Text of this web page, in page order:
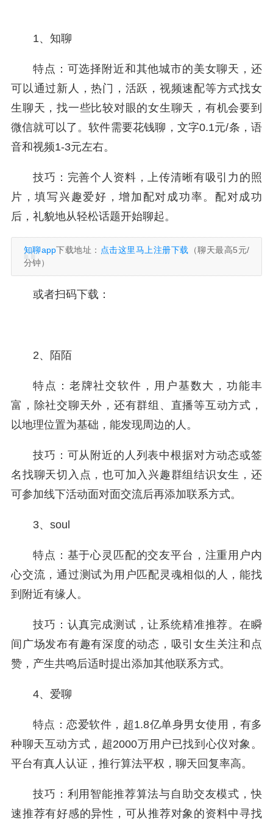
1、知聊
特点：可选择附近和其他城市的美女聊天，还
可以通过新人，热门，活跃，视频速配等方式找女
生聊天，找一些比较对眼的女生聊天，有机会要到
微信就可以了。软件需要花钱聊，文字0.1元/条，语
音和视频1-3元左右。
技巧：完善个人资料，上传清晰有吸引力的照
片，填写兴趣爱好，增加配对成功率。配对成功
后，礼貌地从轻松话题开始聊起。
知聊app下载地址： 点击这里马上注册下载
（聊天最高5元/
分钟）
或者扫码下载：
2、陌陌
特点：老牌社交软件，用户基数大，功能丰
富，除社交聊天外，还有群组、直播等互动方式，
以地理位置为基础，能发现周边的人。
技巧：可从附近的人列表中根据对方动态或签
名找聊天切入点，也可加入兴趣群组结识女生，还
可参加线下活动面对面交流后再添加联系方式。
3、soul
特点：基于心灵匹配的交友平台，注重用户内
心交流，通过测试为用户匹配灵魂相似的人，能找
到附近有缘人。
技巧：认真完成测试，让系统精准推荐。在瞬
间广场发布有趣有深度的动态，吸引女生关注和点
赞，产生共鸣后适时提出添加其他联系方式。
4、爱聊
特点：恋爱软件，超1.8亿单身男女使用，有多
种聊天互动方式，超2000万用户已找到心仪对象。
平台有真人认证，推行算法平权，聊天回复率高。
技巧：利用智能推荐算法与自助交友模式，快
速推荐有好感的异性，可从推荐对象的资料中寻找